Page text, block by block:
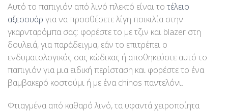
Αυτό το παπιγιόν από λινό πλεκτό είναι τοτέλειο
αξεσουάρ για να προσθέσετε λίγη ποικιλία στην
γκαρνταρόμπα σας: φορέστε το με τζιν και blazer στη
δουλειά, για παράδειγμα, εάν το επιτρέπει ο
ενδυματολογικός σας κώδικας ή αποθηκεύστε αυτό το
παπιγιόν για μια ειδική περίσταση και φορέστε το ένα
βαμβακερό κοστούμι ή με ένα chinos παντελόνι.
Φτιαγμένα από καθαρό λινό, τα υφαντά χειροποίητα